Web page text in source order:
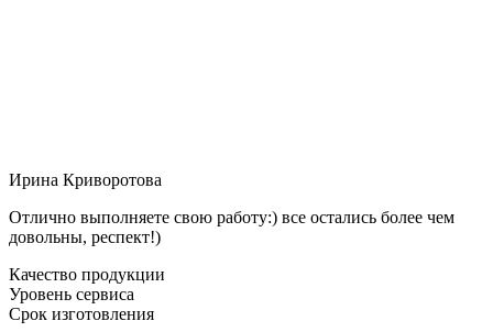
Ирина Криворотова
Отлично выполняете свою работу:) все остались более чем
довольны, респект!)
Качество продукции
Уровень сервиса
Срок изготовления